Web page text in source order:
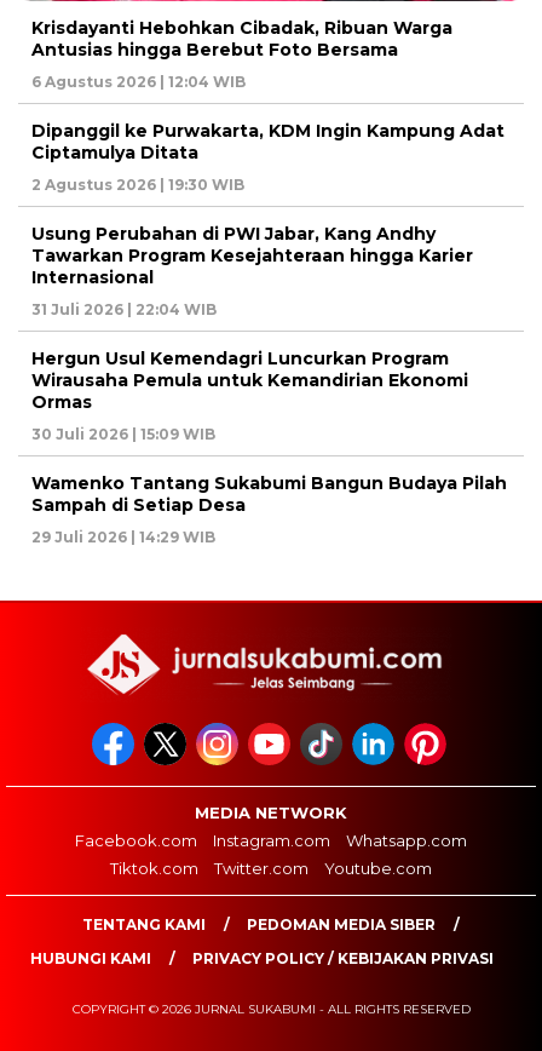
Krisdayanti Hebohkan Cibadak, Ribuan Warga
Antusias hingga Berebut Foto Bersama
6 Agustus 2026 | 12:04 WIB
Dipanggil ke Purwakarta, KDM Ingin Kampung Adat
Ciptamulya Ditata
2 Agustus 2026 | 19:30 WIB
Usung Perubahan di PWI Jabar, Kang Andhy
Tawarkan Program Kesejahteraan hingga Karier
Internasional
31 Juli 2026 | 22:04 WIB
Hergun Usul Kemendagri Luncurkan Program
Wirausaha Pemula untuk Kemandirian Ekonomi
Ormas
30 Juli 2026 | 15:09 WIB
Wamenko Tantang Sukabumi Bangun Budaya Pilah
Sampah di Setiap Desa
29 Juli 2026 | 14:29 WIB
MEDIA NETWORK
Facebook.com
Instagram.com
Whatsapp.com
Tiktok.com
Twitter.com Youtube.com
TENTANG KAMI
PEDOMAN MEDIA SIBER
HUBUNGI KAMI
PRIVACY POLICY / KEBIJAKAN PRIVASI
COPYRIGHT © 2026 JURNAL SUKABUMI - ALL RIGHTS RESERVED